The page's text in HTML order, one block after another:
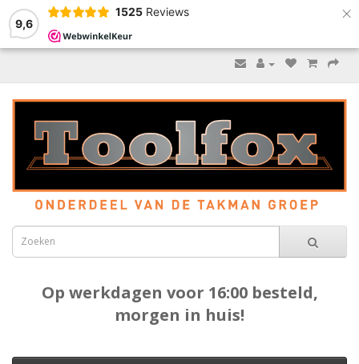
9,6
1525 Reviews ×
Op werkdagen voor 16:00 besteld,
morgen in huis!